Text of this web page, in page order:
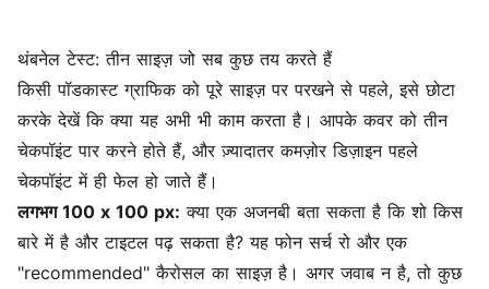
थंबनेल टेस्ट: तीन साइज़ जो सब कुछ तय करते हैं
किसी पॉडकास्ट ग्राफिक को पूरे साइज़ पर परखने से पहले, इसे छोटा
करके देखें कि क्या यह अभी भी काम करता है। आपके कवर को तीन
चेकपॉइंट पार करने होते हैं, और ज़्यादातर कमज़ोर डिज़ाइन पहले
चेकपॉइंट में ही फेल हो जाते हैं।
लगभग 100 x 100 px: क्या एक अजनबी बता सकता है कि शो किस
बारे में है और टाइटल पढ़ सकता है? यह फोन सर्च रो और एक
"recommended" कैरोसल का साइज़ है। अगर जवाब न है, तो कुछ